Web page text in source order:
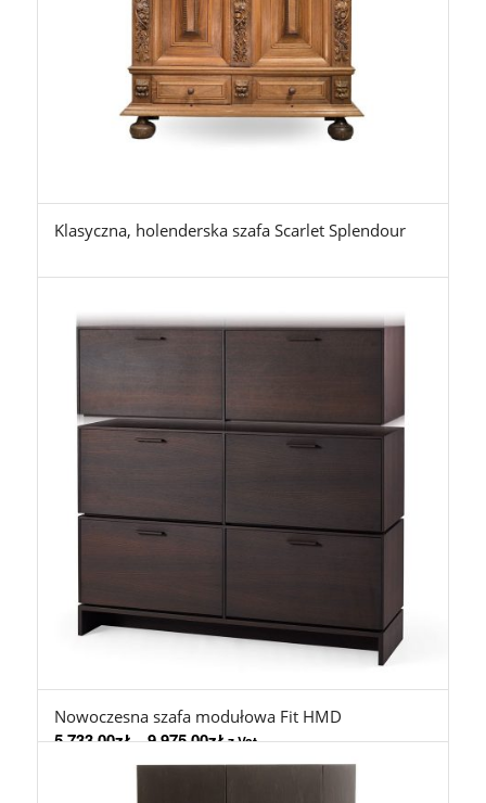
Klasyczna, holenderska szafa Scarlet Splendour
Nowoczesna szafa modułowa Fit HMD
5.733,00zł–9.975,00zł z Vat